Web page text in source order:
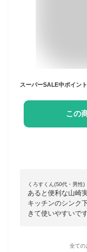
この
くろすくん(50代・男性)
あると便利な山崎
キッチンのシンク
きて使いやすいです
全ての